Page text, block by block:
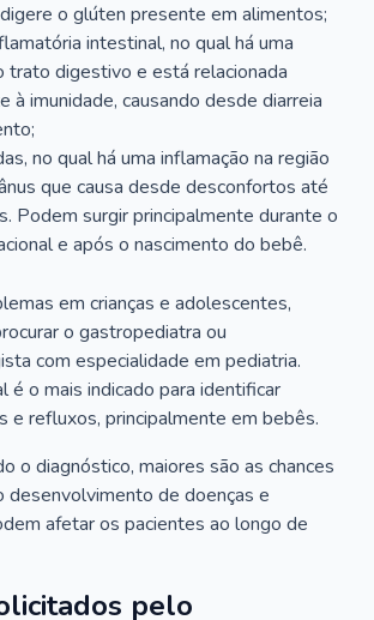
o glúten presente em alimentos;
intestinal, no qual há uma
trato digestivo e está relacionada
à imunidade, causando desde diarreia
no qual há uma inflamação na região
que causa desde desconfortos até
Podem surgir principalmente durante o
e após o nascimento do bebê.
em crianças e adolescentes,
o gastropediatra ou
com especialidade em pediatria.
é o mais indicado para identificar
e refluxos, principalmente em bebês.
o diagnóstico, maiores são as chances
desenvolvimento de doenças e
afetar os pacientes ao longo de
pelo